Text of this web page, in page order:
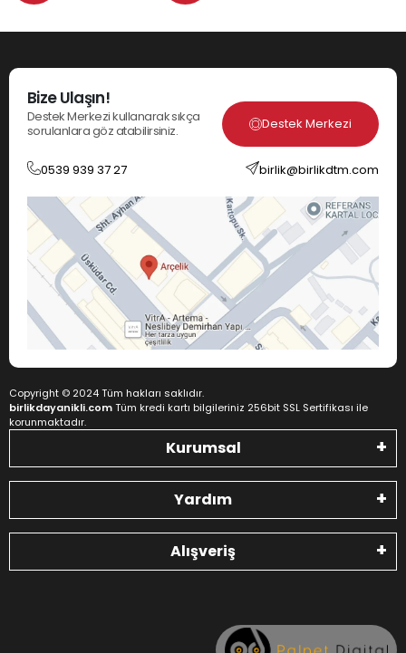
Bize Ulaşın!
Destek Merkezi kullanarak sıkça
sorulanlara göz atabilirsiniz.
Destek Merkezi
0539 939 37 27 birlik@birlikdtm.com
Copyright © 2024 Tüm hakları saklıdır.
birlikdayanikli.comTüm kredi kartı bilgileriniz 256bit SSL Sertifikası ile
korunmaktadır.
Kurumsal
Yardım
Alışveriş